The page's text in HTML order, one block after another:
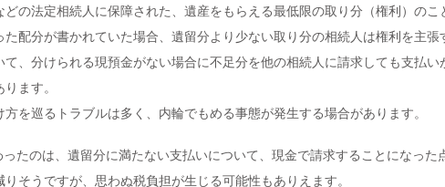
の法定相続人に保障された、遺産をもらえる最低限の取り分（権利）のこ
配分が書かれていた場合、遺留分より少ない取り分の相続人は権利を主張
て、分けられる現預金がない場合に不足分を他の相続人に請求しても支払
ます。
を巡るトラブルは多く、内輪でもめる事態が発生する場合があります。
たのは、遺留分に満たない支払いについて、現金で請求することになった
そうですが、思わぬ税負担が生じる可能性もありえます。